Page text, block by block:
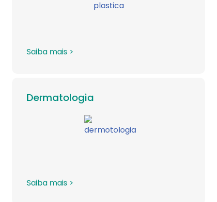
Saiba mais >
Dermatologia
Saiba mais >